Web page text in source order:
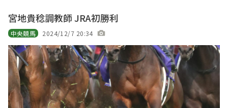
宮地貴稔調教師 JRA初勝利
中央競馬 2024/12/7 20:34